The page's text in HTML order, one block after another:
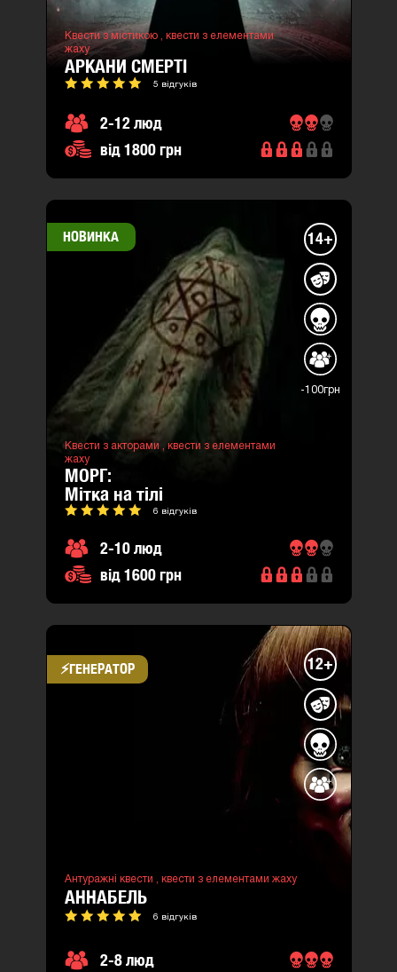
Квести з містикою , квести з елементами
жаху
АРКАНИ СМЕРТІ
5 відгуків
2-12 люд
від 1800 грн
НОВИНКА 14+
-100грн
Квести з акторами ,
квести з елементами
жаху
МОРГ:
мітка на тілі
6 відгуків
2-10 люд
від 1600 грн
⚡​ГЕНЕРАТОР 12+
Антуражні квести , квести з елементами жаху
АННАБЕЛЬ
6 відгуків
2-8 люд